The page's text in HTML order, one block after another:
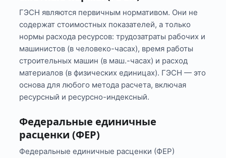
ГЭСН являются первичным нормативом. Они не
содержат стоимостных показателей, а только
нормы расхода ресурсов: трудозатраты рабочих и
машинистов (в человеко-часах), время работы
строительных машин (в маш.-часах) и расход
материалов (в физических единицах). ГЭСН — это
основа для любого метода расчета, включая
ресурсный и ресурсно-индексный.
Федеральные единичные
расценки (ФЕР)
Федеральные единичные расценки (ФЕР)